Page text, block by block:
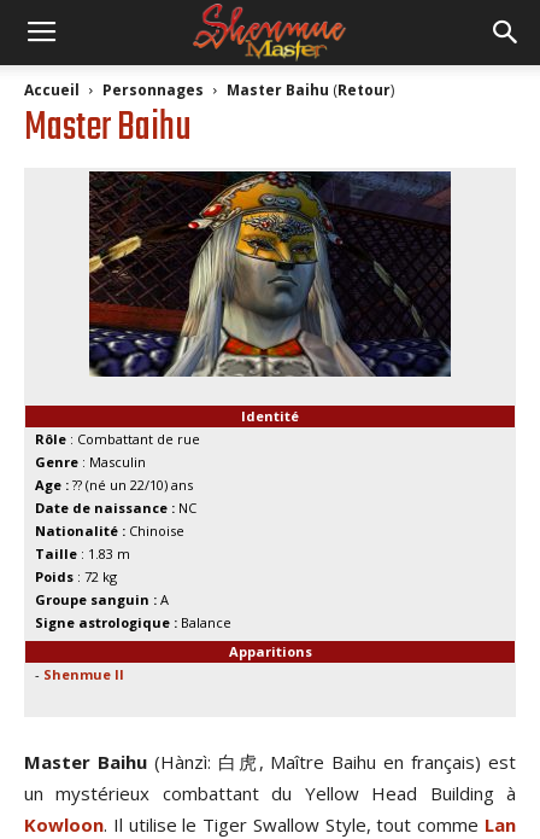
Accueil Personnages Master Baihu (Retour)
Master Baihu
Identité
Rôle : Combattant de rue
Genre : Masculin
Age : ?? (né un 22/10) ans
Date de naissance : NC
Nationalité : Chinoise
Taille : 1.83 m
Poids : 72 kg
Groupe sanguin : A
Signe astrologique : Balance
Apparitions
- Shenmue II
Master Baihu (Hànzì: 白虎, Maître Baihu en français) est
un mystérieux combattant du Yellow Head Building à
Kowloon. Il utilise le Tiger Swallow Style, tout comme Lan